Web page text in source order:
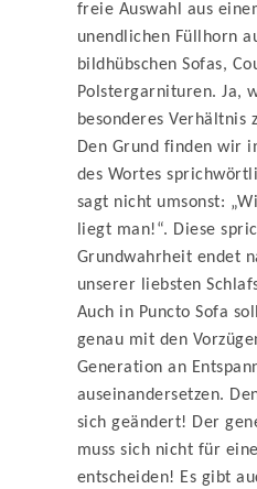
freie Auswahl aus
unendlichen Füllhorn
bildhübschen Sofas,
Polstergarnituren. Ja,
besonderes Verhältnis
Den Grund finden wir
des Wortes
sagt nicht umsonst:
liegt man!“. Diese
Grundwahrheit endet
unserer liebsten
Auch in Puncto Sofa
genau mit den
Generation an
auseinandersetzen.
sich geändert! Der
muss sich nicht für
entscheiden! Es gibt